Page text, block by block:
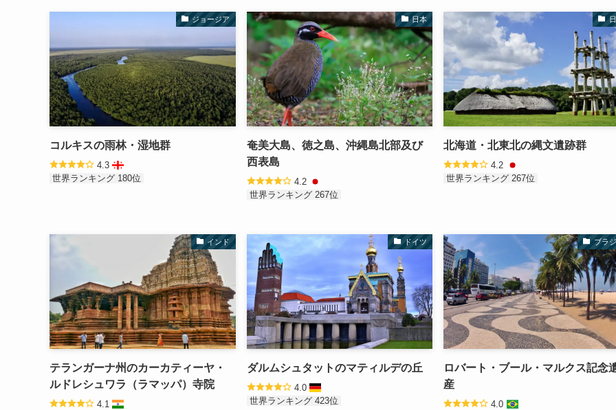
ジョージア
コルキスの雨林・湿地群
4.3
世界ランキング 180位
日本
奄美大島、徳之島、沖縄島北部及び
西表島
4.2
世界ランキング 267位
北海道・北東北の縄文遺跡群
4.2
世界ランキング 267位
インド
テランガーナ州のカーカティーヤ・
ルドレシュワラ（ラマッパ）寺院
4.1
ドイツ
ダルムシュタットのマティルデの丘
4.0
世界ランキング 423位
ブラ
ロバート・ブール・マルクス記念
産
4.0